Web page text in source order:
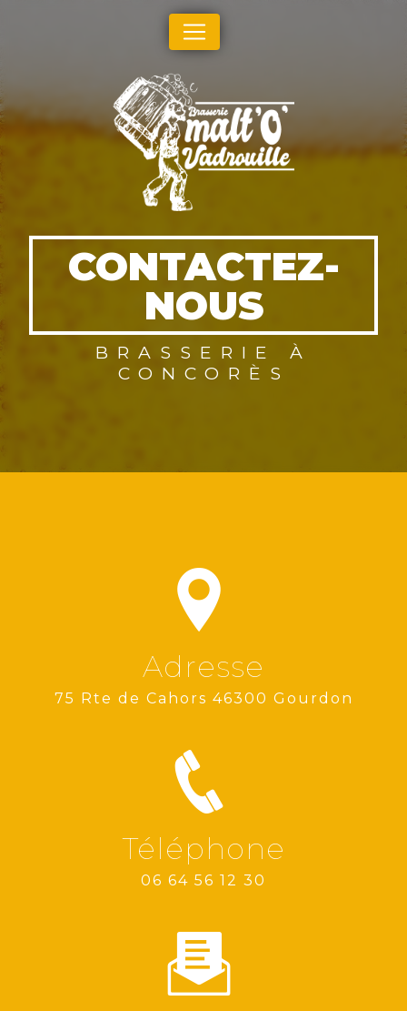
CONTACTEZ-
NOUS
BRASSERIE À
CONCORÈS
Adresse
75 Rte de Cahors 46300 Gourdon
Téléphone
06 64 56 12 30
Panneau de gestion des cookies